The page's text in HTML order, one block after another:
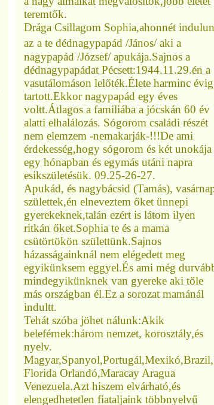
teremtők.
Drága Csillagom Sophia,ahonnét
az a te dédnagypapád /János/ aki a
nagypapád /József/ apukája.Sajnos a
dédnagypapádat Pécsett:1944.11.29.én a
vasutálomáson lelőték.Élete harminc évig
tartott.Ekkor nagypapád egy éves
voltt.Átlagos a familiába a jócskán 60 év
alatti elhalálozás. Sógorom családi részét
nem elemzem -nemakarják-!!!De ami
érdekesség,hogy sógorom és két unokája
egy hónapban és egymás utáni napra
esikszületésük. 09.25-26-27.
Apukád, és nagybácsid (Tamás),
születtek,én elneveztem őket ünnepi
gyerekeknek,talán ezért is látom ilyen
ritkán őket.Sophia te és a mama
csütörtökön születtünk.Sajnos
házasságainknál nem elégedett meg
egyikünksem eggyel.És ami még
mindegyikünknek van gyereke aki tőle
más országban él.Ez a sorozat mamánál
indultt.
Tehát szóba jöhet nálunk:Akik
beleférnek:három nemzet, korosztály,és
nyelv.
Florida Orlandó,Maracay Aragua
Venezuela.Azt hiszem elvárható,és
elengedhetetlen fiataljaink többnyelvű